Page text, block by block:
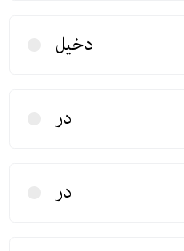
دخیل
در
در